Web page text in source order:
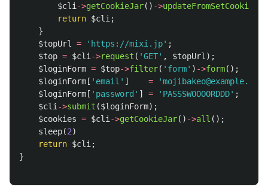
$cli ->getCookieJar() ->updateFromSetCookie
return $cli ;
}
$topUrl
= 'https://mixi.jp' ;
$top = $cli ->request ( 'GET' , $topUrl );
$loginForm = $top->filter( 'form' ) ->form();
$loginForm [ 'email' ] =
'mojibakeo@example.com'
$loginForm [ 'password' ] = 'PASSSWOOOORDDD' ;
$cli ->submit ($loginForm);
$cookies = $cli ->getCookieJar() ->all ();
sleep(2)
return $cli ;
}